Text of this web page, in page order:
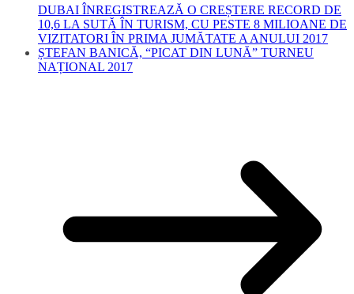
DUBAI ÎNREGISTREAZĂ O CREȘTERE RECORD DE
10,6 LA SUTĂ ÎN TURISM, CU PESTE 8 MILIOANE DE
VIZITATORI ÎN PRIMA JUMĂTATE A ANULUI 2017
ȘTEFAN BANICĂ, “PICAT DIN LUNĂ” TURNEU
NAȚIONAL 2017